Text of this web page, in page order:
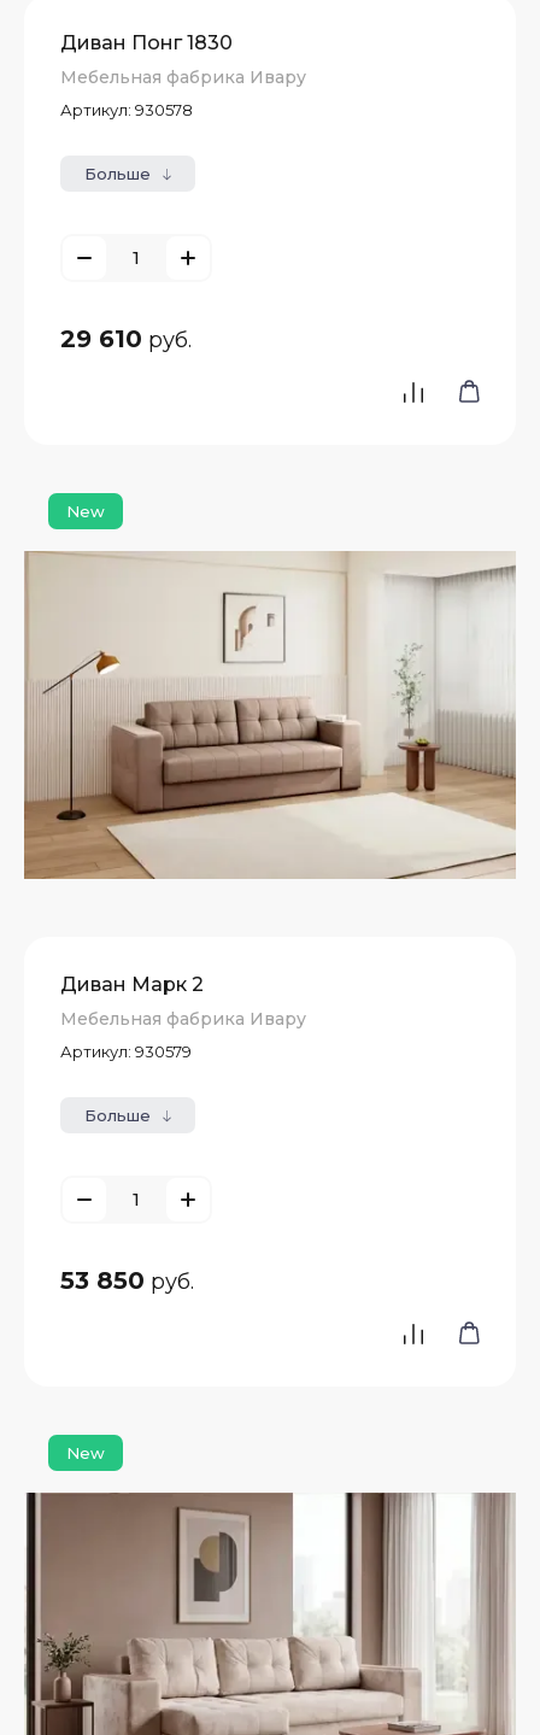
Диван Понг 1830
Мебельная фабрика Ивару
Артикул: 930578
Больше
29 610 руб.
New
Диван Марк 2
Мебельная фабрика Ивару
Артикул: 930579
Больше
53 850 руб.
New